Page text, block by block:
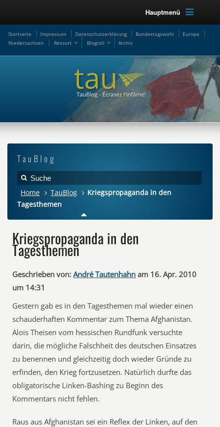
Hauptmenü
Startseite Impressum Datenschutzerklärung Bundestagswahl
Europa
Niedersachsen
Ressort Blogroll Archiv
TauBlog
Home TauBlog
Kriegspropaganda in den
Tagesthemen
Kriegspropaganda in den
Tagesthemen
Geschrieben von: André Tautenhahn am 16. Apr. 2010
um 14:31
Gestern gab es in den Tagesthemen mal wieder einen
schauderhaften Kommentar zum Thema Afghanistan.
Alois Theisen vom hessischen Rundfunk versuchte
darin, die mögliche Falschheit des deutschen Einsatzes
zu benennen und gleichzeitig doch wieder Gründe zu
erfinden, den Krieg fortzusetzen. Natürlich durfte das
obligatorische Linken-Bashing zu Beginn des
Kommentars nicht fehlen.
Raus aus Afghanistan sei ein Reflex der Linken, auf den